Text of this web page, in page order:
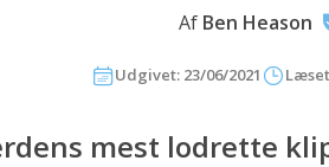
Af Ben Heason
Udgivet: 23/06/2021
mest lodrette